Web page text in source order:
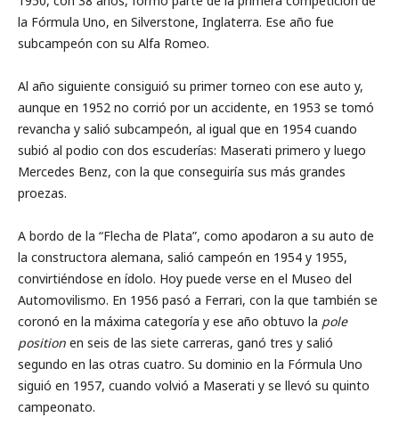
la Fórmula Uno, en Silverstone, Inglaterra. Ese año fue
subcampeón con su Alfa Romeo.
Al año siguiente consiguió su primer torneo con ese auto y,
aunque en 1952 no corrió por un accidente, en 1953 se tomó
revancha y salió subcampeón, al igual que en 1954 cuando
subió al podio con dos escuderías: Maserati primero y luego
Mercedes Benz, con la que conseguiría sus más grandes
proezas.
A bordo de la “Flecha de Plata”, como apodaron a su auto de
la constructora alemana, salió campeón en 1954 y 1955,
convirtiéndose en ídolo. Hoy puede verse en el Museo del
Automovilismo. En 1956 pasó a Ferrari, con la que también se
coronó en la máxima categoría y ese año obtuvo la pole
position en seis de las siete carreras, ganó tres y salió
segundo en las otras cuatro. Su dominio en la Fórmula Uno
siguió en 1957, cuando volvió a Maserati y se llevó su quinto
campeonato.